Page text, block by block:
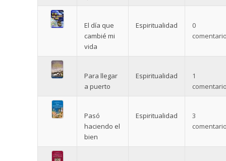
El día que
cambié mi
vida
Espiritualidad
0
Para llegar
a puerto
Espiritualidad
1
Pasó
haciendo el
bien
Espiritualidad
3